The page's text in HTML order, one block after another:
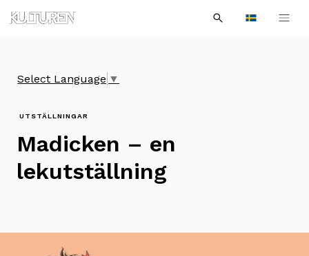
navigationen
innehållet
Languages
efter:
Sök
Select Language ▼
UTSTÄLLNINGAR
Madicken – en
lekutställning